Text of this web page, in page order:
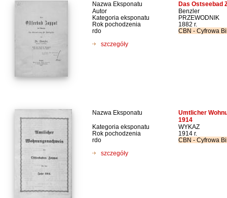
Nazwa Eksponatu Das Ostseebad
Autor
Benzler
Kategoria eksponatu
PRZEWODNIK
Rok pochodzenia
1882 r.
rdo
CBN - Cyfrowa
szczegóły
Nazwa Eksponatu
Umtlicher
1914
Kategoria eksponatu
WYKAZ
Rok pochodzenia
1914 r.
rdo
CBN - Cyfrowa
szczegóły